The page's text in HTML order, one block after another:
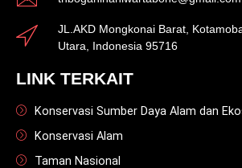
JL.AKD Mongkonai Barat,
Utara, Indonesia 95716
LINK TERKAIT
Konservasi Sumber Daya Alam dan
Konservasi Alam
Taman Nasional